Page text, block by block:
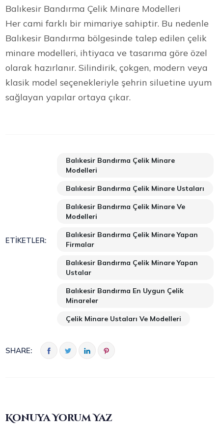
Balıkesir Bandırma Çelik Minare Modelleri
Her cami farklı bir mimariye sahiptir. Bu nedenle
Balıkesir Bandırma bölgesinde talep edilen çelik
minare modelleri, ihtiyaca ve tasarıma göre özel
olarak hazırlanır. Silindirik, çokgen, modern veya
klasik model seçenekleriyle şehrin siluetine uyum
sağlayan yapılar ortaya çıkar.
ETIKETLER:
Balıkesir Bandırma Çelik Minare
Modelleri
Balıkesir Bandırma Çelik Minare Ustaları
Balıkesir Bandırma Çelik Minare Ve
Modelleri
Balıkesir Bandırma Çelik Minare Yapan
Firmalar
Balıkesir Bandırma Çelik Minare Yapan
Ustalar
Balıkesir Bandırma En Uygun Çelik
Minareler
Çelik Minare Ustaları Ve Modelleri
SHARE:
Konuya Yorum Yaz